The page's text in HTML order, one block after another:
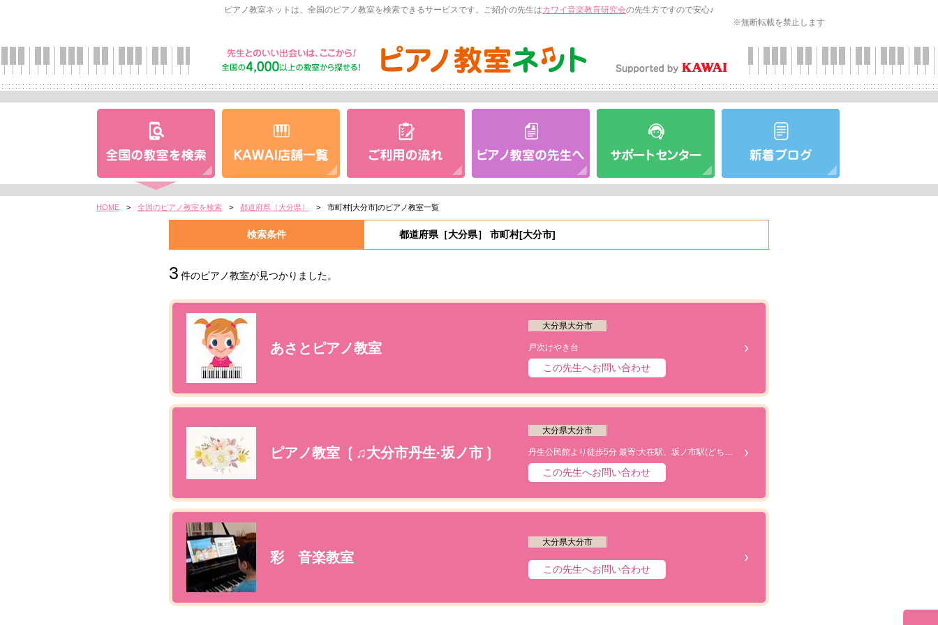
ピアノ教室ネットは、全国のピアノ教室を検索できるサービスです。ご紹介の先生はカワイ音楽教育研究会の先生方ですので安心♪
※無断転載を禁止します
HOME > 全国のピアノ教室を検索 > 都道府県［大分県］ > 市町村[大分市]のピアノ教室一覧
検索条件 都道府県［大分県］ 市町村[大分市]
3 件のピアノ教室が見つかりました。
あさとピアノ教室
大分県大分市
戸次けやき台
この先生へお問い合わせ
ピアノ教室 ❲♫大分市丹生·坂ノ市❳
大分県大分市
この先生へお問い合わせ
彩 音楽教室
大分県大分市
この先生へお問い合わせ